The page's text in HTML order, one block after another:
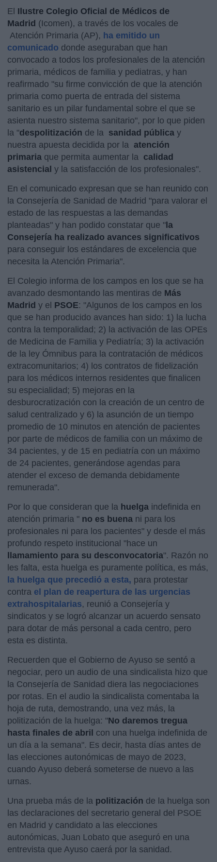
El Ilustre Colegio Oficial de Médicos de
Madrid (Icomen), a través de los vocales de
Atención Primaria (AP), ha emitido un
comunicado donde aseguraban que han
convocado a todos los profesionales de la atención
primaria, médicos de familia y pediatras, y han
reafirmado "su firme convicción de que la atención
primaria como puerta de entrada del sistema
sanitario es un pilar fundamental sobre el que se
asienta nuestro sistema sanitario", por lo que piden
la "despolitización de la sanidad pública y
nuestra apuesta decidida por la atención
primaria que permita aumentar la calidad
asistencial y la satisfacción de los profesionales".
En el comunicado expresan que se han reunido con
la Consejería de Sanidad de Madrid "para valorar el
estado de las respuestas a las demandas
planteadas" y han podido constatar que "la
Consejería ha realizado avances significativos
para conseguir los estándares de excelencia que
necesita la Atención Primaria".
El Colegio informa de los campos en los que se ha
avanzado desmontando las mentiras de Más
Madrid y el PSOE: "Algunos de los campos en los
que se han producido avances han sido: 1) la lucha
contra la temporalidad; 2) la activación de las OPEs
de Medicina de Familia y Pediatría; 3) la activación
de la ley Ómnibus para la contratación de médicos
extracomunitarios; 4) los contratos de fidelización
para los médicos internos residentes que finalicen
su especialidad; 5) mejoras en la
desburocratización con la creación de un centro de
salud centralizado y 6) la asunción de un tiempo
promedio de 10 minutos en atención de pacientes
por parte de médicos de familia con un máximo de
34 pacientes, y de 15 en pediatría con un máximo
de 24 pacientes, generándose agendas para
atender el exceso de demanda debidamente
remunerada".
Por lo que consideran que la huelga indefinida en
atención primaria " no es buena ni para los
profesionales ni para los pacientes" y desde el más
profundo respeto institucional "hace un
llamamiento para su desconvocatoria". Razón no
les falta, esta huelga es puramente política, es más,
la huelga que precedió a esta, para protestar
contra el plan de reapertura de las urgencias
extrahospitalarias, reunió a Consejería y
sindicatos y se logró alcanzar un acuerdo sensato
para dotar de más personal a cada centro, pero
esta es distinta.
Recuerden que el Gobierno de Ayuso se sentó a
negociar, pero un audio de una sindicalista hizo que
la Consejería de Sanidad diera las negociaciones
por rotas. En el audio la sindicalista comentaba la
hoja de ruta, demostrando, una vez más, la
politización de la huelga: "No daremos tregua
hasta finales de abril con una huelga indefinida de
un día a la semana". Es decir, hasta días antes de
las elecciones autonómicas de mayo de 2023,
cuando Ayuso deberá someterse de nuevo a las
urnas.
Una prueba más de la politización de la huelga son
las declaraciones del secretario general del PSOE
en Madrid y candidato a las elecciones
autonómicas, Juan Lobato que aseguró en una
entrevista que Ayuso caerá por la sanidad.